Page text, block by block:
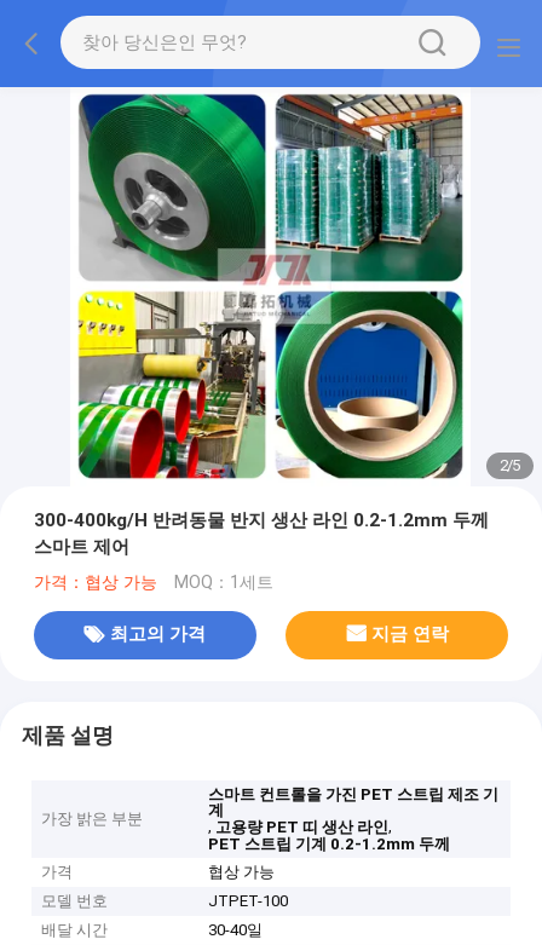
2/5
300-400kg/H 반려동물 반지 생산 라인 0.2-1.2mm 두께
스마트 제어
가격：협상 가능 MOQ：1세트
최고의 가격 지금 연락
제품 설명
가장 밝은 부분
스마트 컨트롤을 가진 PET 스트립 제조 기
계
, 고용량 PET 띠 생산 라인,
PET 스트립 기계 0.2-1.2mm 두께
가격
협상 가능
모델 번호
JTPET-100
배달 시간
30-40일